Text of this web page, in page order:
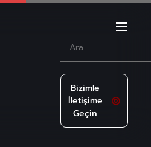
Bizimle
İletişime
Geçin